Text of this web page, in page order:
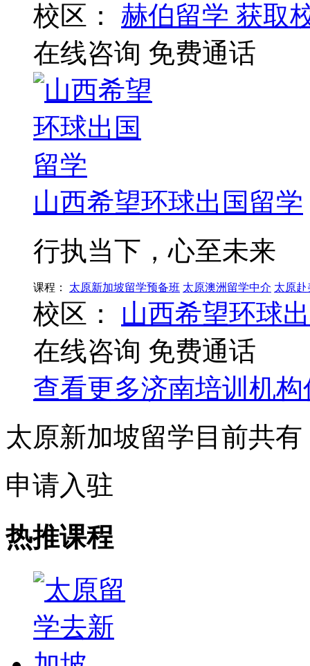
校区： 赫伯留学 获取
在线咨询 免费通话
山西希望环球出国留学
行执当下，心至未来
课程： 太原新加坡留学预备班 太原澳洲留学中介 太原
校区：
山西希望环球
在线咨询 免费通话
查看更多济南培训机构
太原新加坡留学目前共有
申请入驻
热推课程